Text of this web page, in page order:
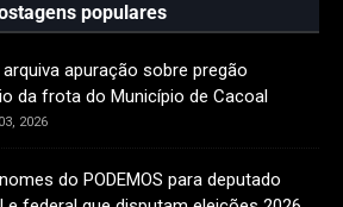
populares
arquiva apuração sobre pregão
da frota do Município de Cacoal
2026
do PODEMOS para deputado